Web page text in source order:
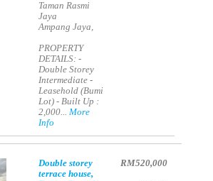
Taman Rasmi
Jaya
Ampang Jaya,
PROPERTY
DETAILS: -
Double Storey
Intermediate -
Leasehold (Bumi
Lot) - Built Up :
2,000...More
Info
Double storey
terrace house,
RM520,000